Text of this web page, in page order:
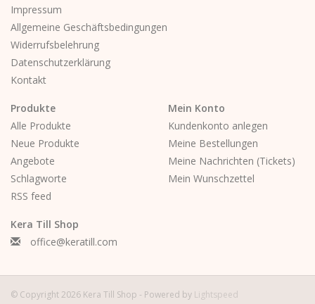
Impressum
Allgemeine Geschäftsbedingungen
Widerrufsbelehrung
Datenschutzerklärung
Kontakt
Produkte
Alle Produkte
Neue Produkte
Angebote
Schlagworte
RSS feed
Mein Konto
Kundenkonto anlegen
Meine Bestellungen
Meine Nachrichten (Tickets)
Mein Wunschzettel
Kera Till Shop
office@keratill.com
© Copyright 2026 Kera Till Shop - Powered by Lightspeed